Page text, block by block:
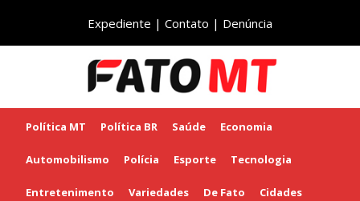
Expediente | Contato | Denúncia
Política MT Política BR Saúde Economia
Automobilismo Polícia Esporte Tecnologia
Entretenimento Variedades De Fato Cidades